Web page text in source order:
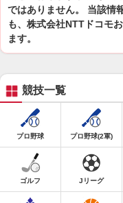
ではありません。 当該情
も、株式会社NTTドコモ
ます。
競技一覧
プロ野球 プロ野球(2軍)
ゴルフ Jリーグ